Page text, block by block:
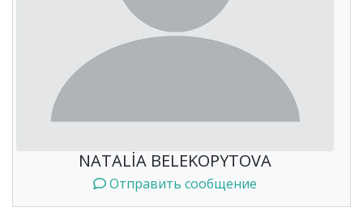
NATALİA BELEKOPYTOVA
Отправить сообщение